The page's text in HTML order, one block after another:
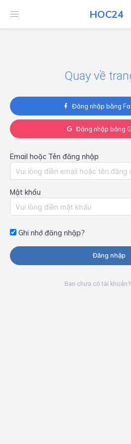
HOC24
HOC24
Quay về
Đăng nhập bằng
Đăng nhập bằng
Email hoặc Tên đăng nhập
Mật khẩu
Ghi nhớ đăng nhập?
Đăng nhập
Bạn chưa có tài